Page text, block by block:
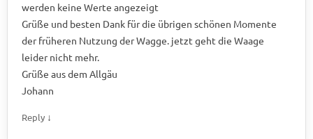
werden keine Werte angezeigt
Grüße und besten Dank für die übrigen schönen Momente
der früheren Nutzung der Wagge. jetzt geht die Waage
leider nicht mehr.
Grüße aus dem Allgäu
Johann
Reply ↓